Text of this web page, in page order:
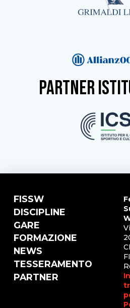
partner
FISSW
DISCIPLINE
GARE
FORMAZIONE
NEWS
TESSERAMENTO
PARTNER